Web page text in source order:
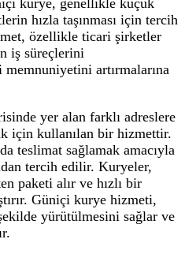
hızla taşınması için tercih
özellikle ticari şirketler
iş süreçlerini
memnuniyetini artırmalarına
yer alan farklı adreslere
için kullanılan bir hizmettir.
teslimat sağlamak amacıyla
tercih edilir. Kuryeler,
paketi alır ve hızlı bir
Güniçi kurye hizmeti,
yürütülmesini sağlar ve